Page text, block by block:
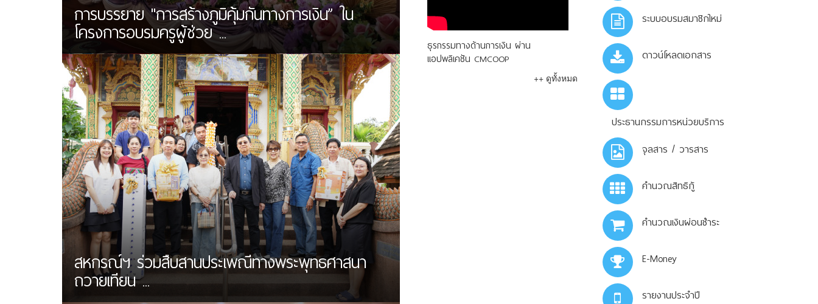
การบรรยาย "การสร้างภูมิคุ้มกันทางการเงิน” ใน
โครงการอบรมครูผู้ช่วย ...
สหกรณ์ฯ ร่วมสืบสานประเพณีทางพระพุทธศาสนา
ถวายเทียน ...
ธุรกรรมทางด้านการเงิน ผ่าน
แอปพลิเคชัน CMCOOP
++ ดูทั้งหมด
ระบบอบรมสมาชิกใหม่
ดาวน์โหลดเอกสาร
ประธานกรรมการหน่วยบริการ
จุลสาร / วารสาร
คำนวณสิทธิกู้
คำนวณเงินผ่อนชำระ
E-Money
รายงานประจำปี